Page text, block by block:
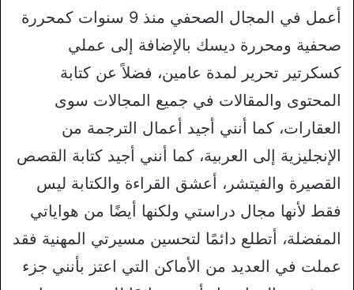
أعمل في المجال الصحفي منذ 9 سنوات كمحررة
صحفية ومحررة ديسك بالإضافة إلى عملي
كسكرتير تحرير لمدة عامين، فضلاً عن كتابة
المحتوى والمقالات في جميع المجالات سوى
العقارات، كما أنني أجيد أعمال الترجمة من
الإنجليزية إلى العربية، كما أنني أجيد كتابة القصص
القصيرة والفيتشر، أعشق القراءة والكتابة ليس
فقط لأنها مجال دراستي ولكنها أيضًا من هواياتي
المفضلة، أتطلع دائمًا لتحسين مسيرتي المهنية فقد
عملت في العديد من الأماكن التي اعتز بأنني جزء